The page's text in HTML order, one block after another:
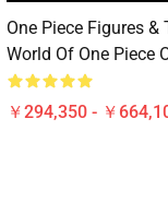
One Piece Figures &
World Of One Piece
￥294,350 - ￥